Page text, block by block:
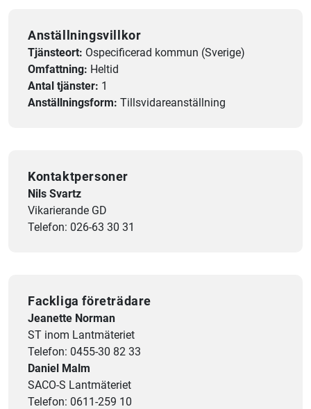
Anställningsvillkor
Tjänsteort: Ospecificerad kommun (Sverige)
Omfattning: Heltid
Antal tjänster: 1
Anställningsform: Tillsvidareanställning
Kontaktpersoner
Nils Svartz
Vikarierande GD
Telefon: 026-63 30 31
Fackliga företrädare
Jeanette Norman
ST inom Lantmäteriet
Telefon: 0455-30 82 33
Daniel Malm
SACO-S Lantmäteriet
Telefon: 0611-259 10